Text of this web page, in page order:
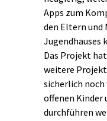
Apps zum
den Eltern und
Jugendhauses
Das Projekt
weitere
sicherlich
offenen Kinder
durchführen